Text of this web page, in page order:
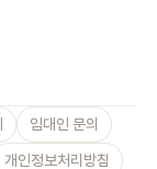
임대인 문의
개인정보처리방침